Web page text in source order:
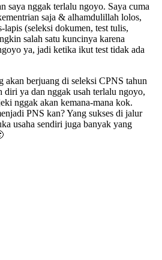
saya nggak terlalu ngoyo. Saya cuma
saja & alhamdulillah lolos,
(seleksi dokumen, test tulis,
salah satu kuncinya karena
ya, jadi ketika ikut test tidak ada
akan berjuang di seleksi CPNS tahun
diri ya dan nggak usah terlalu ngoyo,
nggak akan kemana-mana kok.
PNS kan? Yang sukses di jalur
usaha sendiri juga banyak yang